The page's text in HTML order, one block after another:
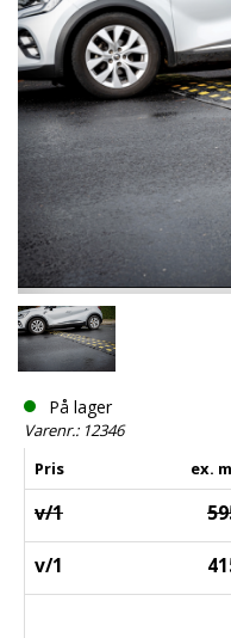
På lager
Varenr.: 12346
Pris
ex.
v/1
v/1